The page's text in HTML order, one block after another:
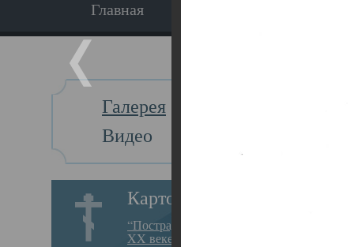
Главная
Галерея
Видео
Картотека
“Пострадавшие за веру в
XX веке на Севере”